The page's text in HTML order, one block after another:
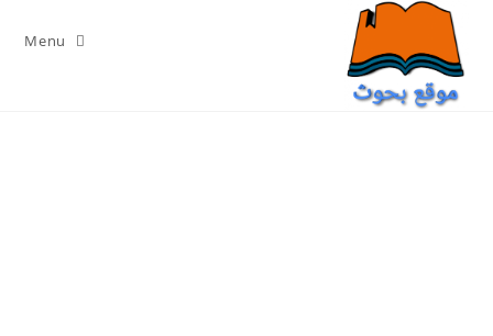
content
Menu